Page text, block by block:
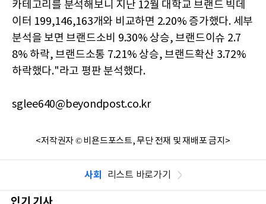
카테고리를 분석해보니 지난 12월 대학교 브랜드 빅데
이터 199,146,163개와 비교하면 2.20% 증가했다. 세부
분석을 보면 브랜드소비 9.30% 상승, 브랜드이슈 2.7
8% 하락, 브랜드소통 7.21% 상승, 브랜드확산 3.72%
하락했다."라고 평판 분석했다.
sglee640@beyondpost.co.kr
<저작권자 © 비욘드포스트, 무단 전재 및 재배포 금지>
사회 리스트 바로가기